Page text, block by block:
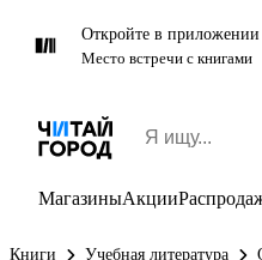
Откройте в приложении
Место встречи с книгами
МагазиныАкции
Книги Учебная литература